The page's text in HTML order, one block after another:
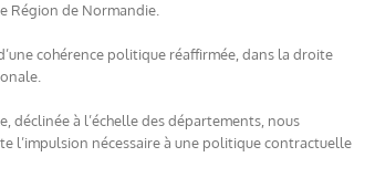
Région de Normandie.
cohérence politique réaffirmée, dans la droite
déclinée à l’échelle des départements, nous
l’impulsion nécessaire à une politique contractuelle